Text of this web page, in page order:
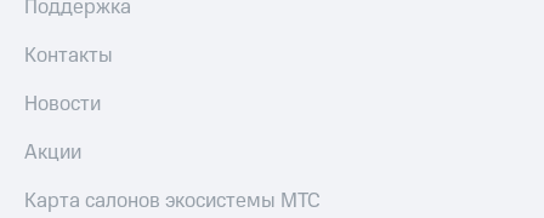
Поддержка
Контакты
Новости
Акции
Карта салонов экосистемы МТС